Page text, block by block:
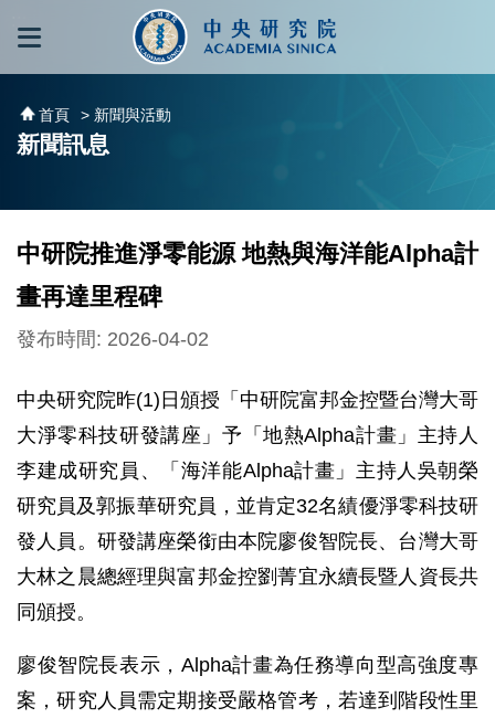
跳到主要內容區塊
首頁 > 新聞與活動
新聞訊息
中研院推進淨零能源 地熱與海洋能Alpha計
畫再達里程碑
發布時間: 2026-04-02
中央研究院昨(1)日頒授「中研院富邦金控暨台灣大哥
大淨零科技研發講座」予「地熱Alpha計畫」主持人
李建成研究員、「海洋能Alpha計畫」主持人吳朝榮
研究員及郭振華研究員，並肯定32名績優淨零科技研
發人員。研發講座榮銜由本院廖俊智院長、台灣大哥
大林之晨總經理與富邦金控劉菁宜永續長暨人資長共
同頒授。
廖俊智院長表示，Alpha計畫為任務導向型高強度專
案，研究人員需定期接受嚴格管考，若達到階段性里